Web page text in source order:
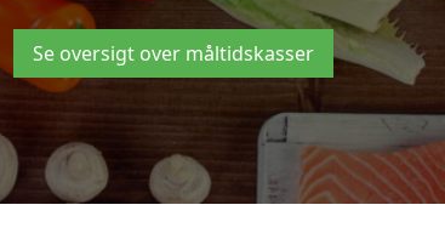
Se oversigt over måltidskasser